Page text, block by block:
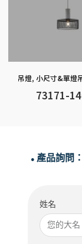
吊燈, 小尺寸&單燈
73171-
● 產品詢問：
姓名